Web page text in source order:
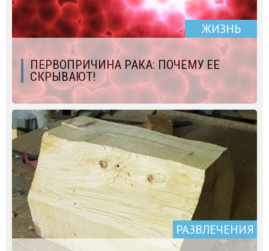
ЖИЗНЬ
ПЕРВОПРИЧИНА РАКА: ПОЧЕМУ ЕЕ
СКРЫВАЮТ!
РАЗВЛЕЧЕНИЯ